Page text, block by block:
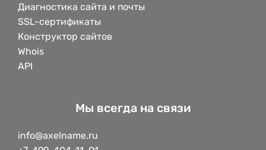
Диагностика сайта и почты
SSL-сертификаты
Конструктор сайтов
Whois
API
Мы всегда на связи
info@axelname.ru